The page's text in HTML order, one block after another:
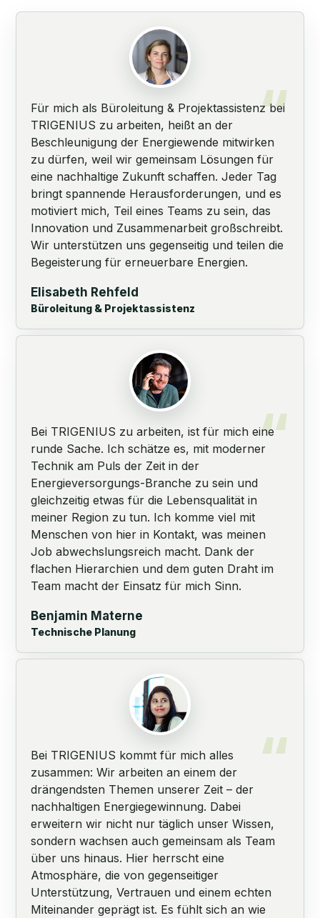
Für mich als Büroleitung & Projektassistenz bei
TRIGENIUS zu arbeiten, heißt an der
Beschleunigung der Energiewende mitwirken
zu dürfen, weil wir gemeinsam Lösungen für
eine nachhaltige Zukunft schaffen. Jeder Tag
bringt spannende Herausforderungen, und es
motiviert mich, Teil eines Teams zu sein, das
Innovation und Zusammenarbeit großschreibt.
Wir unterstützen uns gegenseitig und teilen die
Begeisterung für erneuerbare Energien.
Elisabeth Rehfeld
Büroleitung & Projektassistenz
Bei TRIGENIUS zu arbeiten, ist für mich eine
runde Sache. Ich schätze es, mit moderner
Technik am Puls der Zeit in der
Energieversorgungs-Branche zu sein und
gleichzeitig etwas für die Lebensqualität in
meiner Region zu tun. Ich komme viel mit
Menschen von hier in Kontakt, was meinen
Job abwechslungsreich macht. Dank der
flachen Hierarchien und dem guten Draht im
Team macht der Einsatz für mich Sinn.
Benjamin Materne
Technische Planung
Bei TRIGENIUS kommt für mich alles
zusammen: Wir arbeiten an einem der
drängendsten Themen unserer Zeit – der
nachhaltigen Energiegewinnung. Dabei
erweitern wir nicht nur täglich unser Wissen,
sondern wachsen auch gemeinsam als Team
über uns hinaus. Hier herrscht eine
Atmosphäre, die von gegenseitiger
Unterstützung, Vertrauen und einem echten
Miteinander geprägt ist. Es fühlt sich an wie